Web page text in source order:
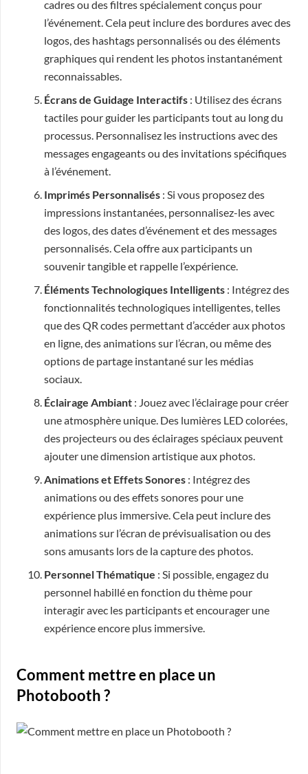
cadres ou des filtres spécialement conçus pour
l’événement. Cela peut inclure des bordures avec des
logos, des hashtags personnalisés ou des éléments
graphiques qui rendent les photos instantanément
reconnaissables.
Écrans de Guidage Interactifs : Utilisez des écrans
tactiles pour guider les participants tout au long du
processus. Personnalisez les instructions avec des
messages engageants ou des invitations spécifiques
à l’événement.
Imprimés Personnalisés : Si vous proposez des
impressions instantanées, personnalisez-les avec
des logos, des dates d’événement et des messages
personnalisés. Cela offre aux participants un
souvenir tangible et rappelle l’expérience.
Éléments Technologiques Intelligents : Intégrez des
fonctionnalités technologiques intelligentes, telles
que des QR codes permettant d’accéder aux photos
en ligne, des animations sur l’écran, ou même des
options de partage instantané sur les médias
sociaux.
Éclairage Ambiant : Jouez avec l’éclairage pour créer
une atmosphère unique. Des lumières LED colorées,
des projecteurs ou des éclairages spéciaux peuvent
ajouter une dimension artistique aux photos.
Animations et Effets Sonores : Intégrez des
animations ou des effets sonores pour une
expérience plus immersive. Cela peut inclure des
animations sur l’écran de prévisualisation ou des
sons amusants lors de la capture des photos.
Personnel Thématique : Si possible, engagez du
personnel habillé en fonction du thème pour
interagir avec les participants et encourager une
expérience encore plus immersive.
Comment mettre en place un
Photobooth ?